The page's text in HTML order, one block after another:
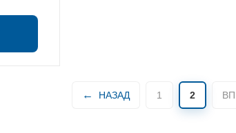
НАЗАД 1 2